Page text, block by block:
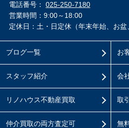
電話番号： 025-250-7180
営業時間：9:00～18:00
定休日：土・日定休（年末年始、お盆
ブログ一覧
スタッフ紹介
リノハウス不動産買取
仲介買取の両方査定可
お
会
取
無